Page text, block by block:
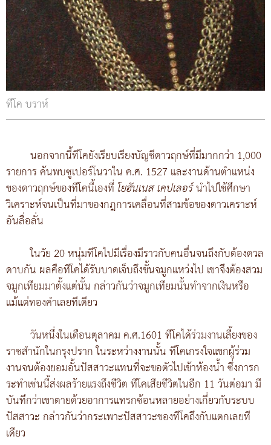
ทีโค บราห์
นอกจากนี้ทีโคยังเรียบเรียงบัญชีดาวฤกษ์ที่มีมากกว่า 1,000
รายการ ค้นพบซูเปอร์โนวาใน ค.ศ. 1527 และงานด้านตำแหน่ง
ของดาวฤกษ์ของทีโคนี้เองที่ โยฮันเนส เคปเลอร์นำไปใช้ศึกษา
วิเคราะห์จนเป็นที่มาของกฎการเคลื่อนที่สามข้อของดาวเคราะห์
อันลื่อลั่น
ในวัย 20 หนุ่มทีโคไปมีเรื่องมีราวกับคนอื่นจนถึงกับต้องดวล
ดาบกัน ผลคือทีโคได้รับบาดเจ็บถึงขั้นจมูกแหว่งไป เขาจึงต้องสวม
จมูกเทียมมาตั้งแต่นั้น กล่าวกันว่าจมูกเทียมนั้นทำจากเงินหรือ
แม้แต่ทองคำเลยทีเดียว
วันหนึ่งในเดือนตุลาคม ค.ศ.1601 ทีโคได้ร่วมงานเลี้ยงของ
ราชสำนักในกรุงปราก ในระหว่างงานนั้น ทีโคเกรงใจแขกผู้ร่วม
งานจนต้องยอมอั้นปัสสาวะแทนที่จะขอตัวไปเข้าห้องน้ำ ซึ่งการก
ระทำเช่นนี้ส่งผลร้ายแรงถึงชีวิต ทีโคเสียชีวิตในอีก 11 วันต่อมา มี
บันทึกว่าเขาตายด้วยอาการแทรกซ้อนหลายอย่างเกี่ยวกับระบบ
ปัสสาวะ กล่าวกันว่ากระเพาะปัสสาวะของทีโคถึงกับแตกเลยที
เดียว